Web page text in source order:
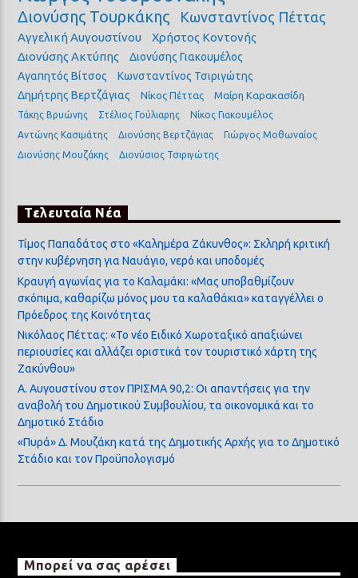
Διονύσης Τουρκάκης Κωνσταντίνος Πέττας
Αγγελική Αυγουστίνου
Χρήστος Κοντονής
Διονύσης Ακτύπης
Διονύσης Γιακουμέλος
Αγαπητός Βίτσος
Κωνσταντίνος Τσιριγώτης
Δημήτρης Βερτζάγιας
Νίκος Πέττας Μαίρη Καρακασίδη
Τάκης Βρυώνης Στέλιος Γούλιαρης
Νίκος Γιακουμέλος
Αντώνης Κασιμάτης
Διονύσης Βερτζάγιας
Γιώργος Μοθωναίος
Διονύσης Μουζάκης
Διονύσιος Τσιριγώτης
Τελευταία Νέα
Τίμος Παπαδάτος στο «Καλημέρα Ζάκυνθος»: Σκληρή κριτική
στην κυβέρνηση για Ναυάγιο, νερό και υποδομές
Κραυγή αγωνίας για το Καλαμάκι: «Μας υποβαθμίζουν
σκόπιμα, καθαρίζω μόνος μου τα καλαθάκια» καταγγέλλει ο
Πρόεδρος της Κοινότητας
Νικόλαος Πέττας: «Το νέο Ειδικό Χωροταξικό απαξιώνει
περιουσίες και αλλάζει οριστικά τον τουριστικό χάρτη της
Ζακύνθου»
Α. Αυγουστίνου στον ΠΡΙΣΜΑ 90,2: Οι απαντήσεις για την
αναβολή του Δημοτικού Συμβουλίου, τα οικονομικά και το
Δημοτικό Στάδιο
«Πυρά» Δ. Μουζάκη κατά της Δημοτικής Αρχής για το Δημοτικό
Στάδιο και τον Προϋπολογισμό
Μπορεί να σας αρέσει